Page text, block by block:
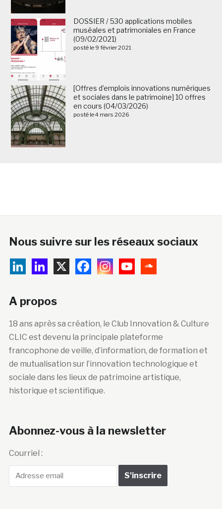
DOSSIER / 530 applications mobiles
muséales et patrimoniales en France
(09/02/2021)
posté le 9 février 2021
[Offres d’emplois innovations numériques
et sociales dans le patrimoine] 10 offres
en cours (04/03/2026)
posté le 4 mars 2026
Nous suivre sur les réseaux sociaux
A propos
18 ans après sa création, le Club Innovation & Culture
CLIC est devenu la principale plateforme
francophone de veille, d’information, de formation et
de mutualisation sur l’innovation technologique et
sociale dans les lieux de patrimoine artistique,
historique et scientifique.
Abonnez-vous à la newsletter
Courriel :